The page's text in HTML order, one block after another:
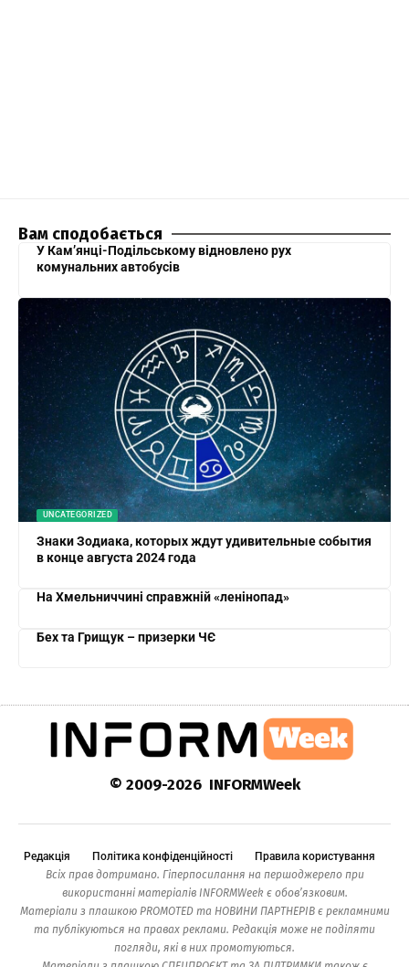
Вам сподобається
У Кам’янці-Подільському відновлено рух
комунальних автобусів
UNCATEGORIZED
Знаки Зодиака, которых ждут удивительные события
в конце августа 2024 года
На Хмельниччині справжній «ленінопад»
Бех та Грищук – призерки ЧЄ
© 2009-2026 INFORMWeek
Редакція Політика конфіденційності
Правила користування
Всіх прав дотримано. Гіперпосилання на першоджерело при
використанні матеріалів INFORMWeek є обов’язковим.
Матеріали з плашкою PROMOTED та НОВИНИ ПАРТНЕРІВ є рекламними
та публікуються на правах реклами. Редакція може не поділяти
погляди, які в них промотуються.